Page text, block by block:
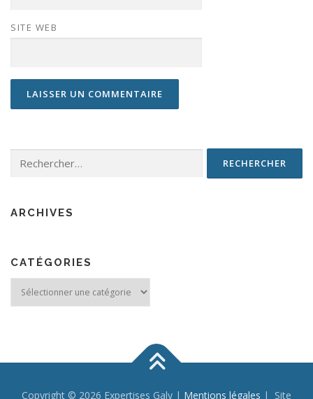
SITE WEB
ARCHIVES
CATÉGORIES
Copyright © 2026 Expertises Galy | Mentions légales | Site